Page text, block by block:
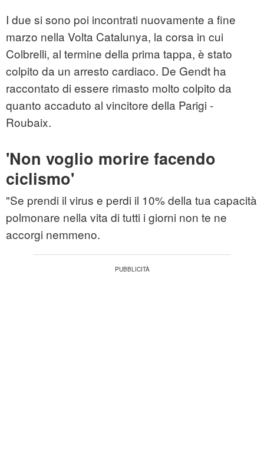
I due si sono poi incontrati nuovamente a fine
marzo nella Volta Catalunya, la corsa in cui
Colbrelli, al termine della prima tappa, è stato
colpito da un arresto cardiaco. De Gendt ha
raccontato di essere rimasto molto colpito da
quanto accaduto al vincitore della Parigi -
Roubaix.
'Non voglio morire facendo
ciclismo'
"Se prendi il virus e perdi il 10% della tua capacità
polmonare nella vita di tutti i giorni non te ne
accorgi nemmeno.